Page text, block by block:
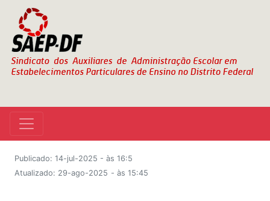
Publicado: 14-jul-2025 - às 16:5
Atualizado: 29-ago-2025 - às 15:45